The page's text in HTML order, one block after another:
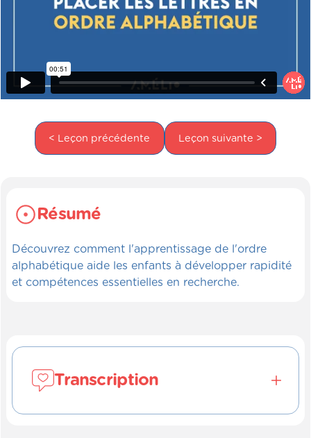
< Leçon précédente Leçon suivante >
Résumé
Découvrez comment l'apprentissage de l'ordre
alphabétique aide les enfants à développer rapidité
et compétences essentielles en recherche.
Transcription